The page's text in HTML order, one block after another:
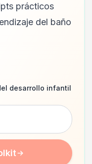
prácticos
del baño
desarrollo infantil